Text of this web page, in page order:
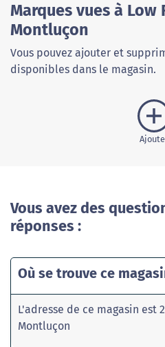
Marques vues à Low
Montluçon
Vous pouvez ajouter et
disponibles dans le magasin.
Vous avez des
réponses :
Où se trouve ce
L'adresse de ce magasin est
Montluçon